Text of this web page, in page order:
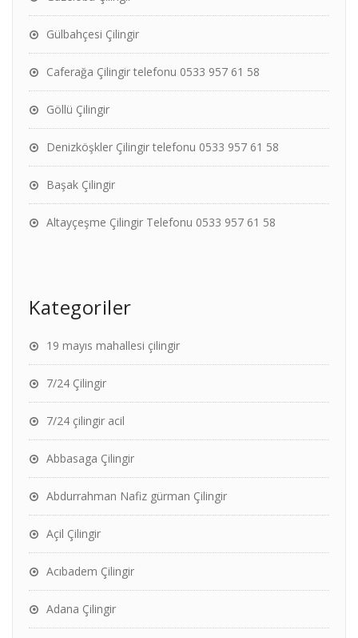
Gülbahçesi Çilingir
Caferağa Çilingir telefonu 0533 957 61 58
Göllü Çilingir
Denizköşkler Çilingir telefonu 0533 957 61 58
Başak Çilingir
Altayçeşme Çilingir Telefonu 0533 957 61 58
Kategoriler
19 mayıs mahallesi çilingir
7/24 Çilingir
7/24 çilingir acil
Abbasaga Çilingir
Abdurrahman Nafiz gürman Çilingir
Açil Çilingir
Acıbadem Çilingir
Adana Çilingir